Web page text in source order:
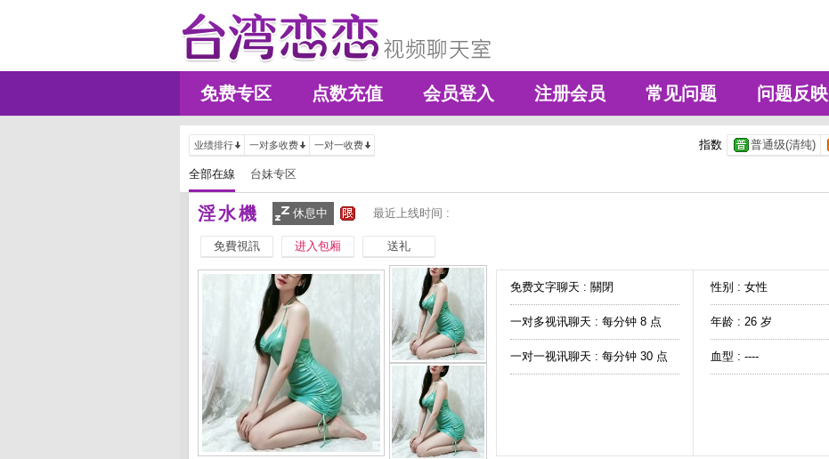
免费专区 点数充值 会员登入 注册会员 常见问题 问题反映
业绩排行 一对多收费 一对一收费 指数 普通级(清纯)
全部在線 台妹专区
淫水機 休息中 最近上线时间 :
免費視訊 进入包厢 送礼
免费文字聊天 : 關閉
一对多视讯聊天 : 每分钟 8 点
一对一视讯聊天 : 每分钟 30 点
性别 : 女性
年龄 : 26 岁
血型 : ----